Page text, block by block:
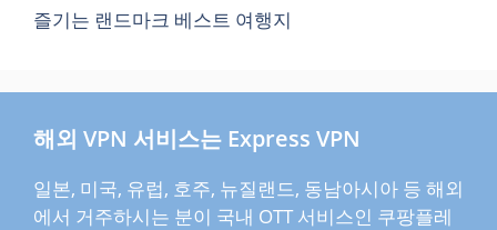
즐기는 랜드마크 베스트 여행지
해외 VPN 서비스는 Express VPN
일본, 미국, 유럽, 호주, 뉴질랜드, 동남아시아 등 해외
에서 거주하시는 분이 국내 OTT 서비스인 쿠팡플레